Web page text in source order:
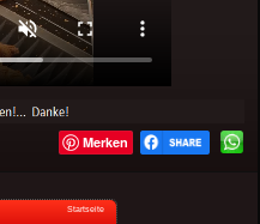
Merken
Startseite